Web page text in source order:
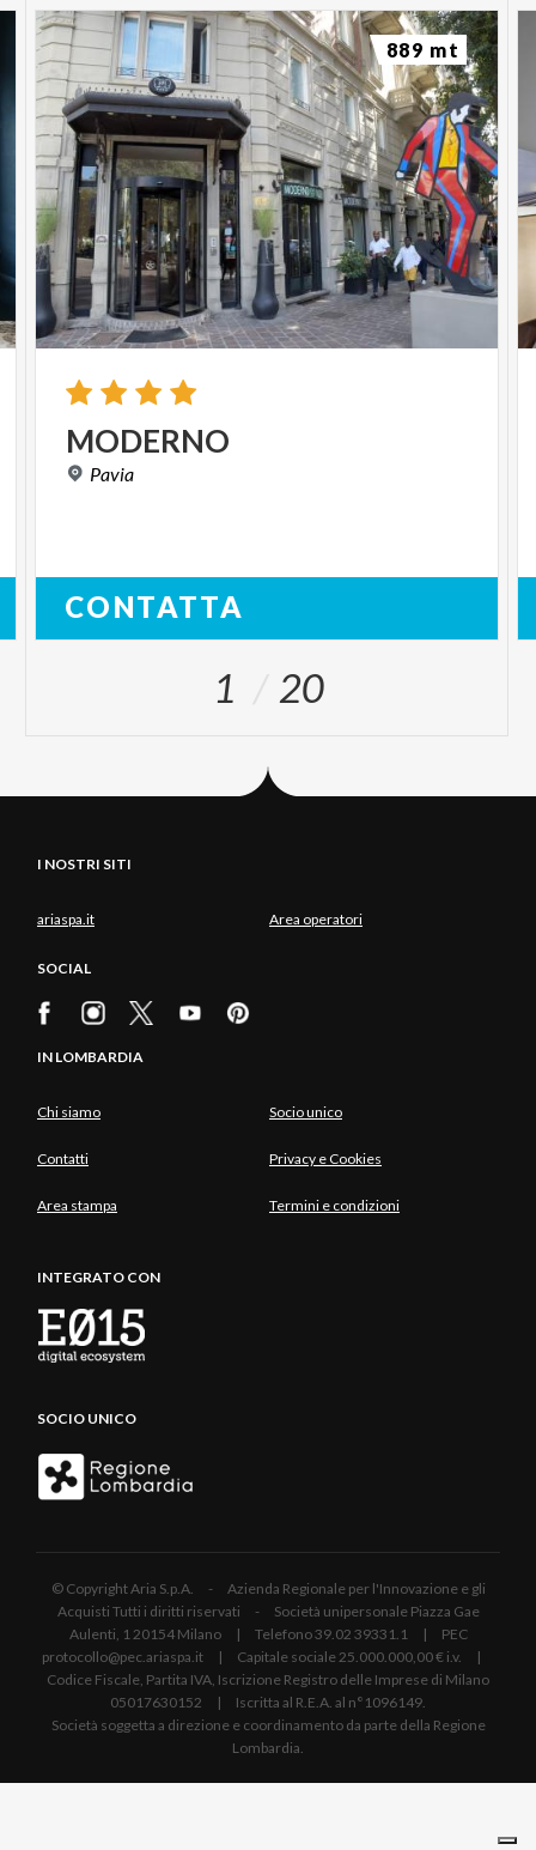
MODERNO
Pavia
CONTATTA
889 mt
1 20
I NOSTRI SITI
ariaspa.it Area operatori
SOCIAL
IN LOMBARDIA
Chi siamo Socio unico
Contatti Privacy e Cookies
Area stampa Termini e condizioni
INTEGRATO CON
SOCIO UNICO
© Copyright Aria S.p.A. - Azienda Regionale per l'Innovazione e gli
Acquisti Tutti i diritti riservati - Società unipersonale Piazza Gae
Aulenti, 1 20154 Milano | Telefono 39.02 39331.1 | PEC
protocollo@pec.ariaspa.it | Capitale sociale 25.000.000,00 € i.v. |
Codice Fiscale, Partita IVA, Iscrizione Registro delle Imprese di Milano
05017630152 | Iscritta al R.E.A. al n°1096149.
Società soggetta a direzione e coordinamento da parte della Regione
Lombardia.